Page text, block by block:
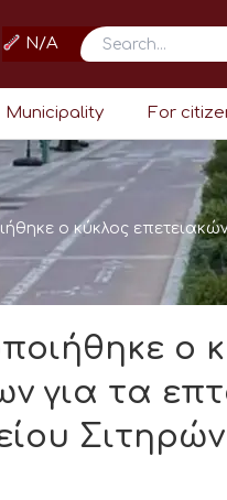
N/A Search
Municipality For
ο κύκλος
ο
για τα